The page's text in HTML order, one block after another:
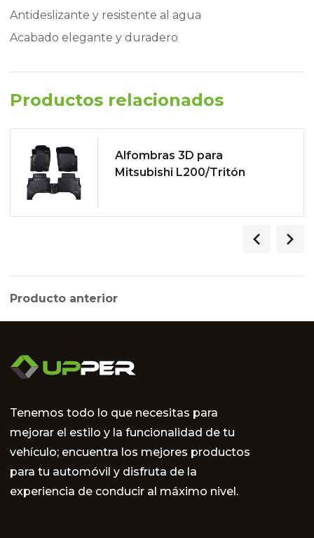
Antideslizante y resistente al agua
Acabado elegante y duradero
Productos relacionados
Alfombras 3D para
Mitsubishi L200/Tritón
Producto anterior
Tenemos todo lo que necesitas para
mejorar el estilo y la funcionalidad de tu
vehículo; encuentra los mejores productos
para tu automóvil y disfruta de la
experiencia de conducir al máximo nivel.